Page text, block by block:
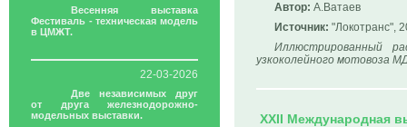
Весенняя выставка
Фестиваль - техническая модель
в ЦМЖТ.
22-03-2026
Две независимых друг
от друга железнодорожно-
модельных выставки.
Автор: А.Ватаев
Источник: "Локотранс",
Иллюстрированный
узкоколейного мотовоза
XXII Международная